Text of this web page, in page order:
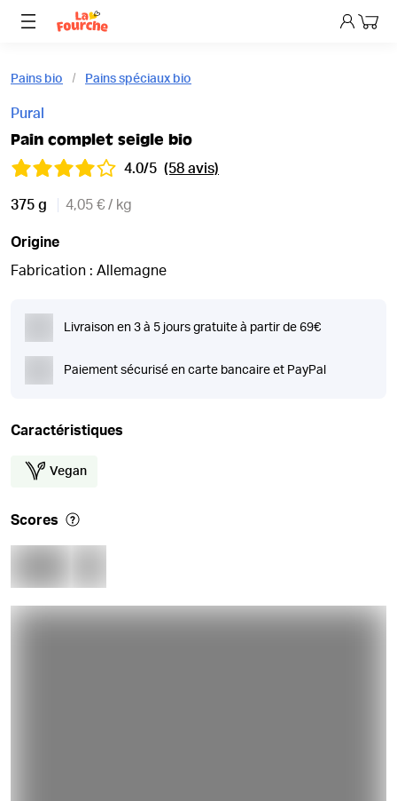
Mon
Pains bio Pains spéciaux bio
Pural
Pain complet seigle bio
4.0/5 (58 avis)
375 g 4,05 € / kg
Origine
Fabrication : Allemagne
Livraison en 3 à 5 jours gratuite à partir de 69€
Paiement sécurisé en carte bancaire et PayPal
Caractéristiques
Vegan
Scores